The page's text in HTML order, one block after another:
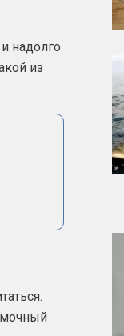
надолго
из